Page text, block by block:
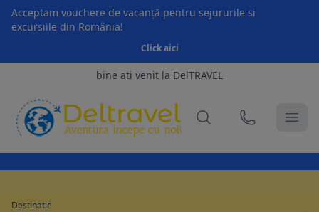
Acceptam vouchere de vacanță pentru sejururile si
excursiile din România!
Click aici
bine ati venit la DelTRAVEL
Destinatie